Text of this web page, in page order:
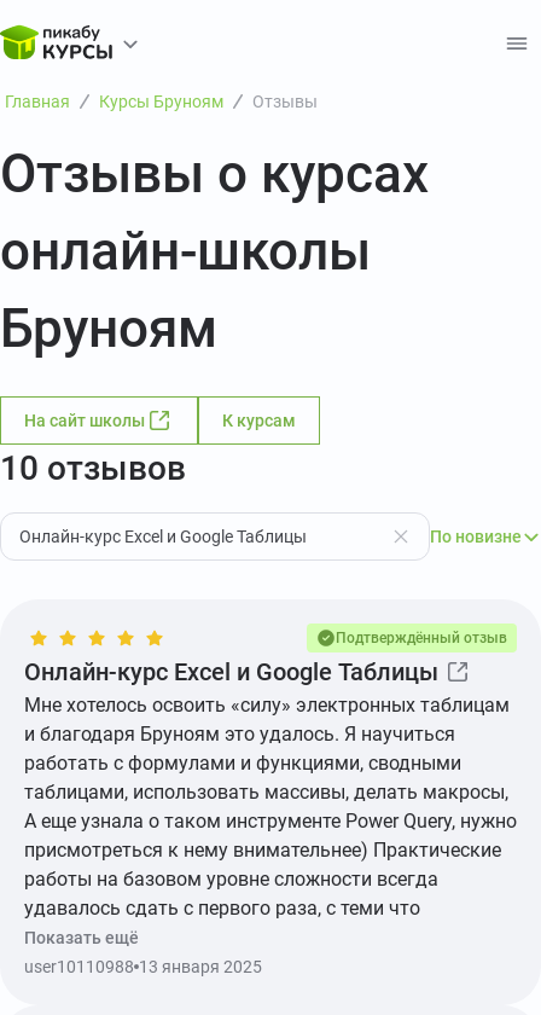
Главная Курсы Бруноям Отзывы
Отзывы о курсах
онлайн-школы
Бруноям
На сайт школы К курсам
10 отзывов
Онлайн-курс Excel и Google Таблицы По новизне
Подтверждённый отзыв
Онлайн-курс Excel и Google Таблицы
Мне хотелось освоить «силу» электронных таблицам
и благодаря Бруноям это удалось. Я научиться
работать с формулами и функциями, сводными
таблицами, использовать массивы, делать макросы,
А еще узнала о таком инструменте Power Query, нужно
присмотреться к нему внимательнее) Практические
работы на базовом уровне сложности всегда
удавалось сдать с первого раза, с теми что
посложнее приходилось подумать побольше, но
благодаря куратору все всегда получалось. Куратор
Показать ещё
user10110988 13 января 2025